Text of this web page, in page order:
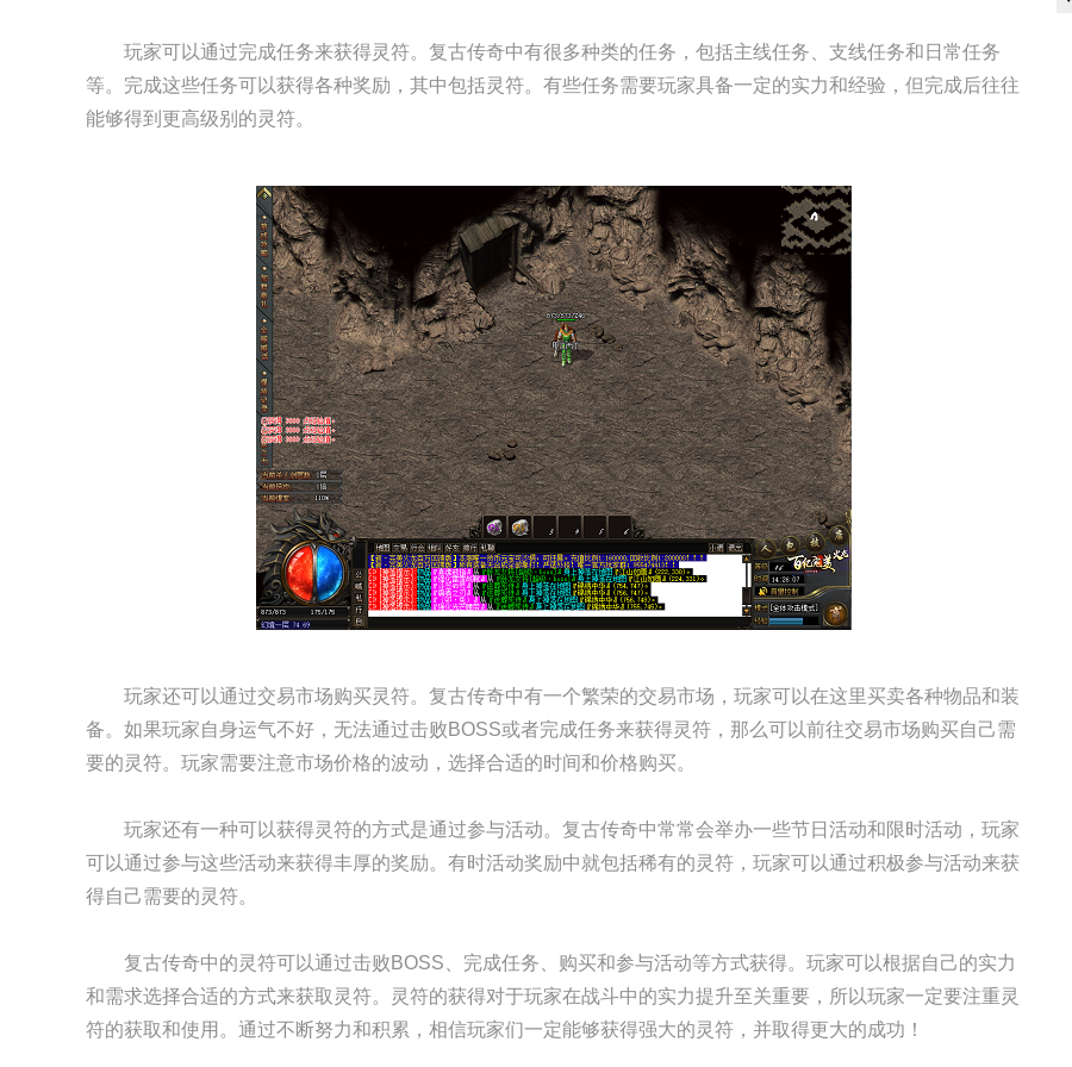
玩家可以通过完成任务来获得灵符。复古传奇中有很多种类的任务，包括主线任务、支线任务和日常任务
等。完成这些任务可以获得各种奖励，其中包括灵符。有些任务需要玩家具备一定的实力和经验，但完成后往往
能够得到更高级别的灵符。
玩家还可以通过交易市场购买灵符。复古传奇中有一个繁荣的交易市场，玩家可以在这里买卖各种物品和装
备。如果玩家自身运气不好，无法通过击败BOSS或者完成任务来获得灵符，那么可以前往交易市场购买自己需
要的灵符。玩家需要注意市场价格的波动，选择合适的时间和价格购买。
玩家还有一种可以获得灵符的方式是通过参与活动。复古传奇中常常会举办一些节日活动和限时活动，玩家
可以通过参与这些活动来获得丰厚的奖励。有时活动奖励中就包括稀有的灵符，玩家可以通过积极参与活动来获
得自己需要的灵符。
复古传奇中的灵符可以通过击败BOSS、完成任务、购买和参与活动等方式获得。玩家可以根据自己的实力
和需求选择合适的方式来获取灵符。灵符的获得对于玩家在战斗中的实力提升至关重要，所以玩家一定要注重灵
符的获取和使用。通过不断努力和积累，相信玩家们一定能够获得强大的灵符，并取得更大的成功！